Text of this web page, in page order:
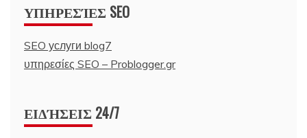
ΥΠΗΡΕΣΊΕΣ SEO
SEO услуги blog7
υπηρεσίες SEO – Problogger.gr
ΕΙΔΉΣΕΙΣ 24/7